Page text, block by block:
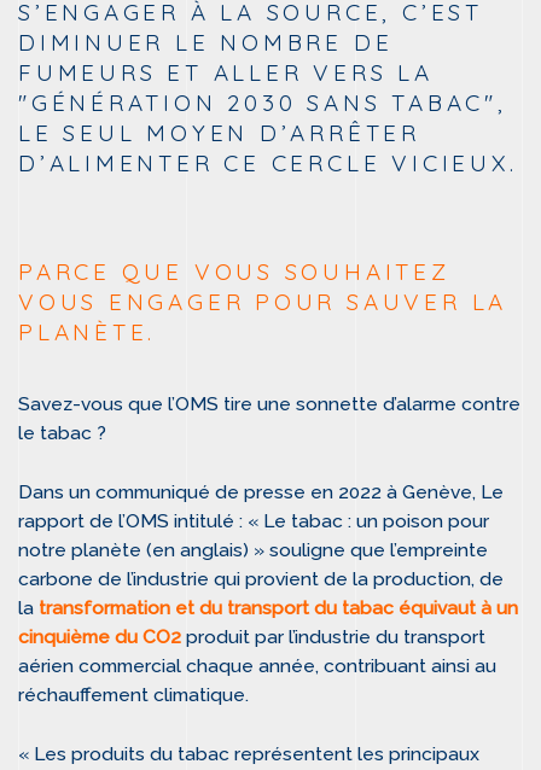
S’ENGAGER À LA SOURCE, C’EST
DIMINUER LE NOMBRE DE
FUMEURS ET ALLER VERS LA
"GÉNÉRATION 2030 SANS TABAC",
LE SEUL MOYEN D’ARRÊTER
D’ALIMENTER CE CERCLE VICIEUX.
PARCE QUE VOUS SOUHAITEZ
VOUS ENGAGER POUR SAUVER LA
PLANÈTE.
Savez-vous que l’OMS tire une sonnette d’alarme contre
le tabac ?
Dans un communiqué de presse en 2022 à Genève, Le
rapport de l’OMS intitulé : « Le tabac : un poison pour
notre planète (en anglais) » souligne que l’empreinte
carbone de l’industrie qui provient de la production, de
la transformation et du transport du tabac équivaut à un
cinquième du CO2 produit par l’industrie du transport
aérien commercial chaque année, contribuant ainsi au
réchauffement climatique.
« Les produits du tabac représentent les principaux